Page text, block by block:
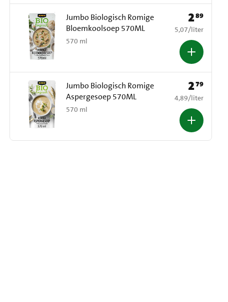
Jumbo Biologisch Romige
Bloemkoolsoep 570ML
570 ml
Prijs: € 2,89
289
€ 5,07 per liter
5,07/liter
Jumbo Biologisch Romige
Aspergesoep 570ML
570 ml
Prijs: € 2,79
279
€ 4,89 per liter
4,89/liter